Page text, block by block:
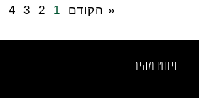
« הקודם 1
2
3
4
ניווט מהיר